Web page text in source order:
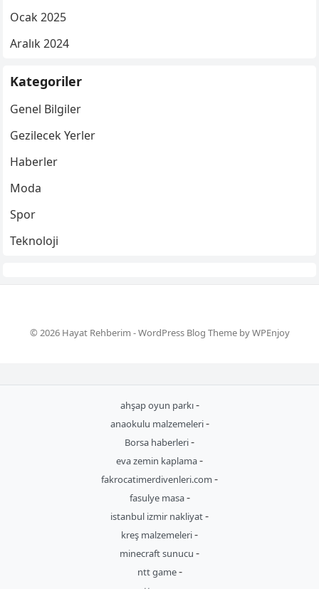
Ocak 2025
Aralık 2024
Kategoriler
Genel Bilgiler
Gezilecek Yerler
Haberler
Moda
Spor
Teknoloji
© 2026 Hayat Rehberim -WordPress Blog ThemebyWPEnjoy
ahşap oyun parkı-
anaokulu malzemeleri-
Borsa haberleri-
eva zemin kaplama-
fakrocatimerdivenleri.com -
fasulye masa-
istanbul izmir nakliyat-
kreş malzemeleri-
minecraft sunucu -
ntt game-